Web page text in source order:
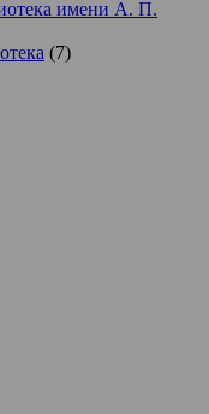
имени А. П.
(7)